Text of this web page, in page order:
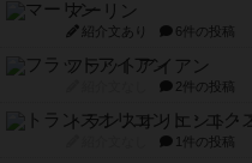
マーリン
紹介文あり 6件の投稿
フラットアイアン
2件の投稿
トランスオリエント・
1件の投稿